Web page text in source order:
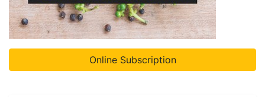
Online Subscription